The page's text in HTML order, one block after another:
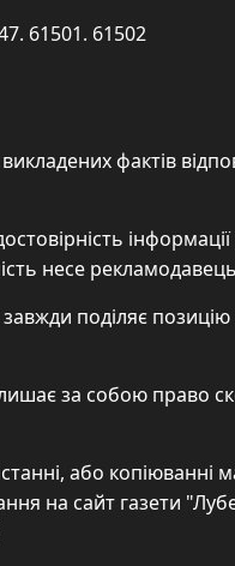
61501. 61502
фактів
несе рекламодавець
поділяє позицію
за собою право
або копіюванні
на сайт газети